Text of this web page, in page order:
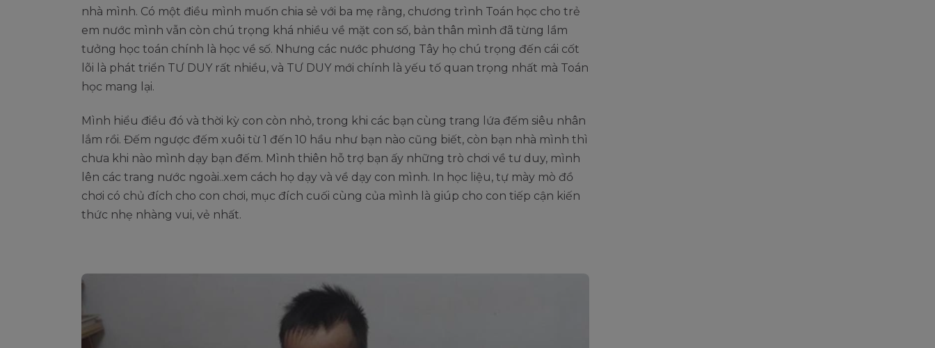
nhà mình. Có một điều mình muốn chia sẻ với ba mẹ rằng, chương trình Toán học cho trẻ
em nước mình vẫn còn chú trọng khá nhiều về mặt con số, bản thân mình đã từng lầm
tưởng học toán chính là học về số. Nhưng các nước phương Tây họ chú trọng đến cái cốt
lõi là phát triển TƯ DUY rất nhiều, và TƯ DUY mới chính là yếu tố quan trọng nhất mà Toán
học mang lại.
Mình hiểu điều đó và thời kỳ con còn nhỏ, trong khi các bạn cùng trang lứa đếm siêu nhân
lắm rồi. Đếm ngược đếm xuôi từ 1 đến 10 hầu như bạn nào cũng biết, còn bạn nhà mình thì
chưa khi nào mình dạy bạn đếm. Mình thiên hỗ trợ bạn ấy những trò chơi về tư duy, mình
lên các trang nước ngoài..xem cách họ dạy và về dạy con mình. In học liệu, tự mày mò đồ
chơi có chủ đích cho con chơi, mục đích cuối cùng của mình là giúp cho con tiếp cận kiến
thức nhẹ nhàng vui, vẻ nhất.